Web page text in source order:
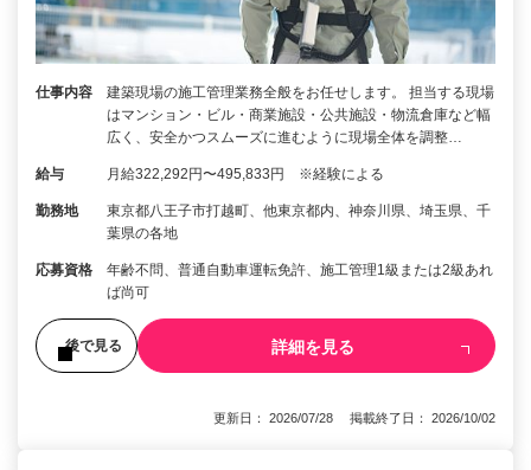
仕事内容
建築現場の施工管理業務全般をお任せします。 担当する現場
はマンション・ビル・商業施設・公共施設・物流倉庫など幅
広く、安全かつスムーズに進むように現場全体を調整…
給与 月給322,292円〜495,833円 ※経験による
勤務地
東京都八王子市打越町、他東京都内、神奈川県、埼玉県、千
葉県の各地
応募資格
年齢不問、普通自動車運転免許、施工管理1級または2級あれ
ば尚可
後で見る 詳細を見る
更新日： 2026/07/28 掲載終了日： 2026/10/02